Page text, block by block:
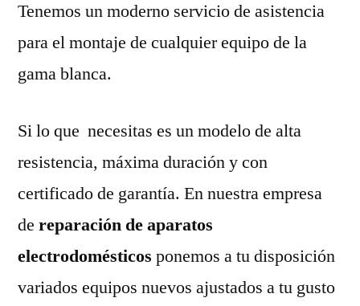
Tenemos un moderno servicio de asistencia
para el montaje de cualquier equipo de la
gama blanca.
Si lo que necesitas es un modelo de alta
resistencia, máxima duración y con
certificado de garantía. En nuestra empresa
de reparación de aparatos
electrodomésticos ponemos a tu disposición
variados equipos nuevos ajustados a tu gusto